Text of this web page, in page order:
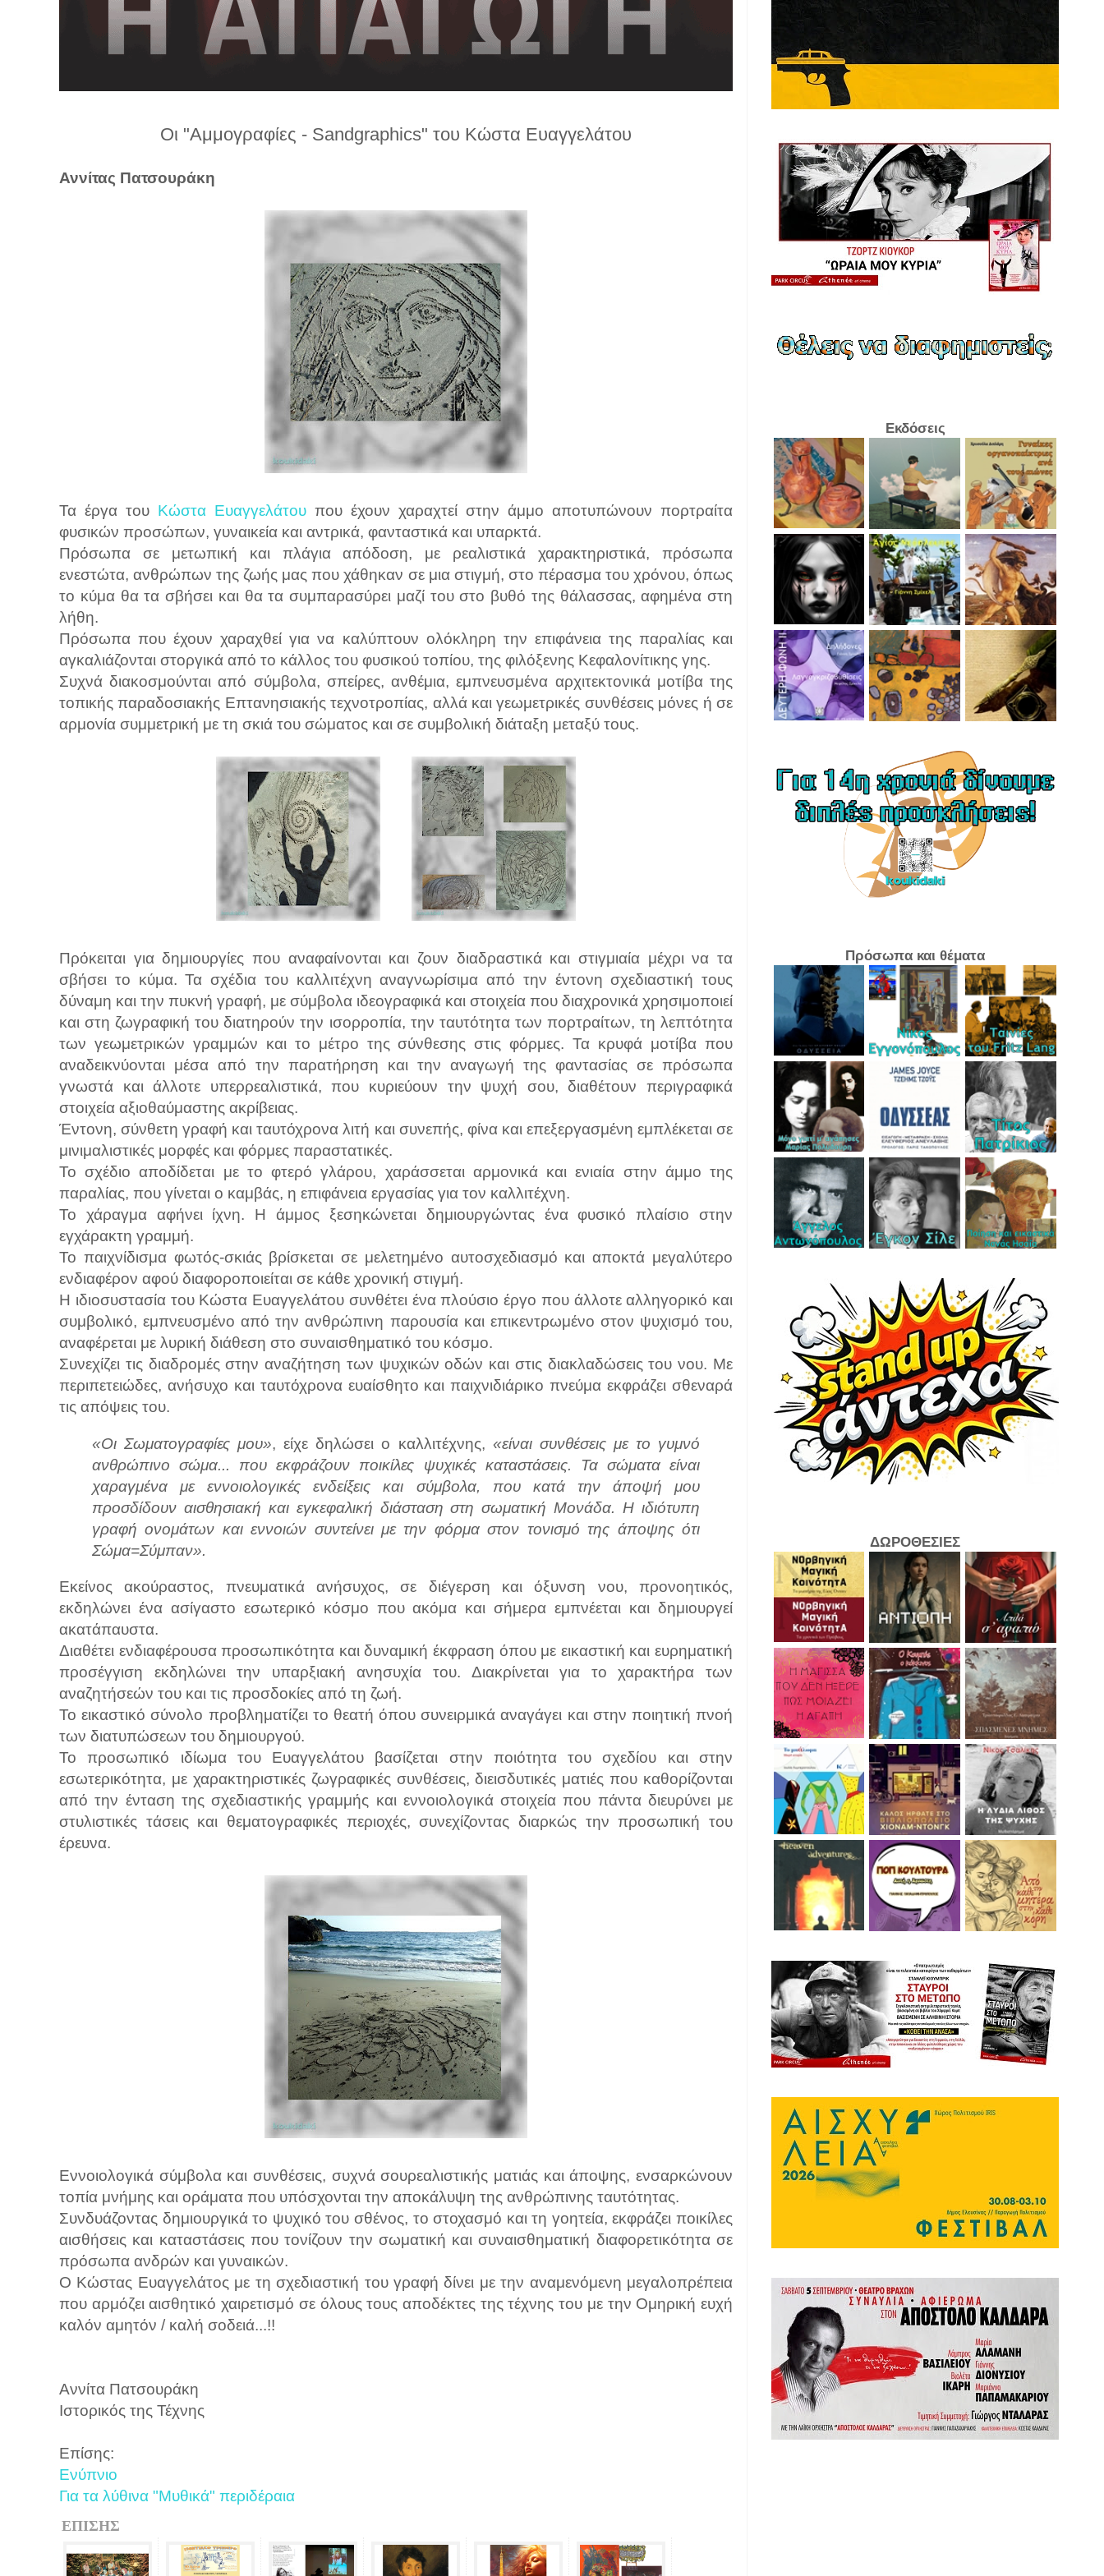
Οι "Αμμογραφίες - Sandgraphics" του Κώστα Ευαγγελάτου
Αννίτας Πατσουράκη
Τα έργα του Κώστα Ευαγγελάτου που έχουν χαραχτεί στην άμμο αποτυπώνουν πορτραίτα
φυσικών προσώπων, γυναικεία και αντρικά, φανταστικά και υπαρκτά.
Πρόσωπα σε μετωπική και πλάγια απόδοση, με ρεαλιστικά χαρακτηριστικά, πρόσωπα
ενεστώτα, ανθρώπων της ζωής μας που χάθηκαν σε μια στιγμή, στο πέρασμα του χρόνου, όπως
το κύμα θα τα σβήσει και θα τα συμπαρασύρει μαζί του στο βυθό της θάλασσας, αφημένα στη
λήθη.
Πρόσωπα που έχουν χαραχθεί για να καλύπτουν ολόκληρη την επιφάνεια της παραλίας και
αγκαλιάζονται στοργικά από το κάλλος του φυσικού τοπίου, της φιλόξενης Κεφαλονίτικης γης.
Συχνά διακοσμούνται από σύμβολα, σπείρες, ανθέμια, εμπνευσμένα αρχιτεκτονικά μοτίβα της
τοπικής παραδοσιακής Επτανησιακής τεχνοτροπίας, αλλά και γεωμετρικές συνθέσεις μόνες ή σε
αρμονία συμμετρική με τη σκιά του σώματος και σε συμβολική διάταξη μεταξύ τους.
Πρόκειται για δημιουργίες που αναφαίνονται και ζουν διαδραστικά και στιγμιαία μέχρι να τα
σβήσει το κύμα. Τα σχέδια του καλλιτέχνη αναγνωρίσιμα από την έντονη σχεδιαστική τους
δύναμη και την πυκνή γραφή, με σύμβολα ιδεογραφικά και στοιχεία που διαχρονικά χρησιμοποιεί
και στη ζωγραφική του διατηρούν την ισορροπία, την ταυτότητα των πορτραίτων, τη λεπτότητα
των γεωμετρικών γραμμών και το μέτρο της σύνθεσης στις φόρμες. Τα κρυφά μοτίβα που
αναδεικνύονται μέσα από την παρατήρηση και την αναγωγή της φαντασίας σε πρόσωπα
γνωστά και άλλοτε υπερρεαλιστικά, που κυριεύουν την ψυχή σου, διαθέτουν περιγραφικά
στοιχεία αξιοθαύμαστης ακρίβειας.
Έντονη, σύνθετη γραφή και ταυτόχρονα λιτή και συνεπής, φίνα και επεξεργασμένη εμπλέκεται σε
μινιμαλιστικές μορφές και φόρμες παραστατικές.
Το σχέδιο αποδίδεται με το φτερό γλάρου, χαράσσεται αρμονικά και ενιαία στην άμμο της
παραλίας, που γίνεται ο καμβάς, η επιφάνεια εργασίας για τον καλλιτέχνη.
Το χάραγμα αφήνει ίχνη. Η άμμος ξεσηκώνεται δημιουργώντας ένα φυσικό πλαίσιο στην
εγχάρακτη γραμμή.
Το παιχνίδισμα φωτός-σκιάς βρίσκεται σε μελετημένο αυτοσχεδιασμό και αποκτά μεγαλύτερο
ενδιαφέρον αφού διαφοροποιείται σε κάθε χρονική στιγμή.
Η ιδιοσυστασία του Κώστα Ευαγγελάτου συνθέτει ένα πλούσιο έργο που άλλοτε αλληγορικό και
συμβολικό, εμπνευσμένο από την ανθρώπινη παρουσία και επικεντρωμένο στον ψυχισμό του,
αναφέρεται με λυρική διάθεση στο συναισθηματικό του κόσμο.
Συνεχίζει τις διαδρομές στην αναζήτηση των ψυχικών οδών και στις διακλαδώσεις του νου. Με
περιπετειώδες, ανήσυχο και ταυτόχρονα ευαίσθητο και παιχνιδιάρικο πνεύμα εκφράζει σθεναρά
τις απόψεις του.
«Οι Σωματογραφίες μου», είχε δηλώσει ο καλλιτέχνης, «είναι συνθέσεις με το γυμνό
ανθρώπινο σώμα... που εκφράζουν ποικίλες ψυχικές καταστάσεις. Τα σώματα είναι
χαραγμένα με εννοιολογικές ενδείξεις και σύμβολα, που κατά την άποψή μου
προσδίδουν αισθησιακή και εγκεφαλική διάσταση στη σωματική Μονάδα. Η ιδιότυπη
γραφή ονομάτων και εννοιών συντείνει με την φόρμα στον τονισμό της άποψης ότι
Σώμα=Σύμπαν».
Εκείνος ακούραστος, πνευματικά ανήσυχος, σε διέγερση και όξυνση νου, προνοητικός,
εκδηλώνει ένα ασίγαστο εσωτερικό κόσμο που ακόμα και σήμερα εμπνέεται και δημιουργεί
ακατάπαυστα.
Διαθέτει ενδιαφέρουσα προσωπικότητα και δυναμική έκφραση όπου με εικαστική και ευρηματική
προσέγγιση εκδηλώνει την υπαρξιακή ανησυχία του. Διακρίνεται για το χαρακτήρα των
αναζητήσεών του και τις προσδοκίες από τη ζωή.
Το εικαστικό σύνολο προβληματίζει το θεατή όπου συνειρμικά αναγάγει και στην ποιητική πνοή
των διατυπώσεων του δημιουργού.
Το προσωπικό ιδίωμα του Ευαγγελάτου βασίζεται στην ποιότητα του σχεδίου και στην
εσωτερικότητα, με χαρακτηριστικές ζωγραφικές συνθέσεις, διεισδυτικές ματιές που καθορίζονται
από την ένταση της σχεδιαστικής γραμμής και εννοιολογικά στοιχεία που πάντα διευρύνει με
στυλιστικές τάσεις και θεματογραφικές περιοχές, συνεχίζοντας διαρκώς την προσωπική του
έρευνα.
Εννοιολογικά σύμβολα και συνθέσεις, συχνά σουρεαλιστικής ματιάς και άποψης, ενσαρκώνουν
τοπία μνήμης και οράματα που υπόσχονται την αποκάλυψη της ανθρώπινης ταυτότητας.
Συνδυάζοντας δημιουργικά το ψυχικό του σθένος, το στοχασμό και τη γοητεία, εκφράζει ποικίλες
αισθήσεις και καταστάσεις που τονίζουν την σωματική και συναισθηματική διαφορετικότητα σε
πρόσωπα ανδρών και γυναικών.
Ο Κώστας Ευαγγελάτος με τη σχεδιαστική του γραφή δίνει με την αναμενόμενη μεγαλοπρέπεια
που αρμόζει αισθητικό χαιρετισμό σε όλους τους αποδέκτες της τέχνης του με την Ομηρική ευχή
καλόν αμητόν / καλή σοδειά...!!
Αννίτα Πατσουράκη
Ιστορικός της Τέχνης
Επίσης:
Ενύπνιο
Για τα λύθινα "Μυθικά" περιδέραια
ΕΠΙΣΗΣ
Εκδόσεις
Πρόσωπα και θέματα
ΔΩΡΟΘΕΣΙΕΣ